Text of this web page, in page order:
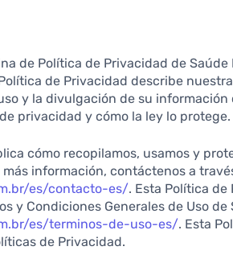
de Política de Privacidad de
de Privacidad describe
y la divulgación de su
privacidad y cómo la ley lo protege.
cómo recopilamos, usamos y
información, contáctenos a
es/contacto-es/. Esta Política
y Condiciones Generales de Uso
es/terminos-de-uso-es/. Esta
de Privacidad.